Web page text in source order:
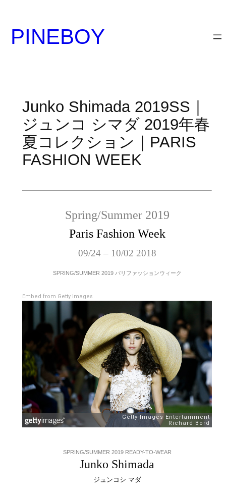
PINEBOY
Junko Shimada 2019SS｜
ジュンコ シマダ 2019年春
夏コレクション｜PARIS
FASHION WEEK
Spring/Summer 2019
Paris Fashion Week
09/24 – 10/02 2018
SPRING/SUMMER 2019 パリファッションウィーク
Embed from Getty Images
SPRING/SUMMER 2019 READY-TO-WEAR
Junko Shimada
ジュンコシ マダ